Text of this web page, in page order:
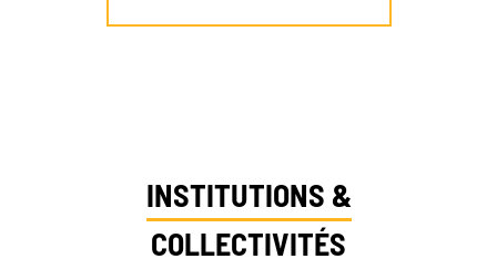
INSTITUTIONS &
COLLECTIVITÉS